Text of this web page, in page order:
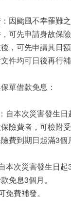
因颱風不幸罹難
可先申請身故保
，可先申請其日
件均可日後再行補
單借款免息：
自本次災害發生
險費者，可檢附
費到期日起滿3個
本次災害發生日
免息3個月。
費補發。